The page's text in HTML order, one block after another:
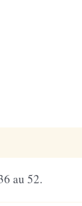
au 52.